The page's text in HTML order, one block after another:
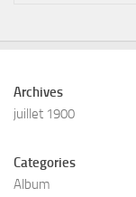
Archives
juillet 1900
Categories
Album